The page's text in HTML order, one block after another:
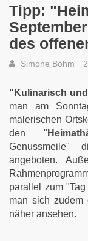
Tipp:
des
Simone Böhm
"Kulinarisch
man am
malerischen
den "
Genussmeile"
angeboten.
parallel zum
man sich zudem
näher ansehen.